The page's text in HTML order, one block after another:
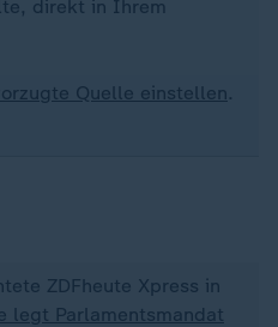
direkt in Ihrem
Quelle einstellen.
ZDFheute Xpress in
legt Parlamentsmandat